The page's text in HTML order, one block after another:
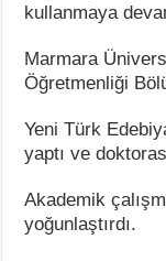
kullanmaya
Marmara
Öğretmenliği
Yeni Türk
yaptı ve
Akademik
yoğunlaştırdı.